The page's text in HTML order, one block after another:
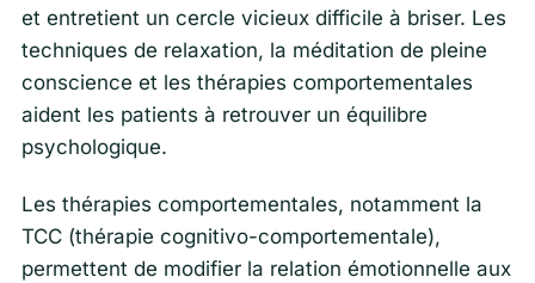
et entretient un cercle vicieux difficile à briser. Les
techniques de relaxation, la méditation de pleine
conscience et les thérapies comportementales
aident les patients à retrouver un équilibre
psychologique.
Les thérapies comportementales, notamment la
TCC (thérapie cognitivo-comportementale),
permettent de modifier la relation émotionnelle aux